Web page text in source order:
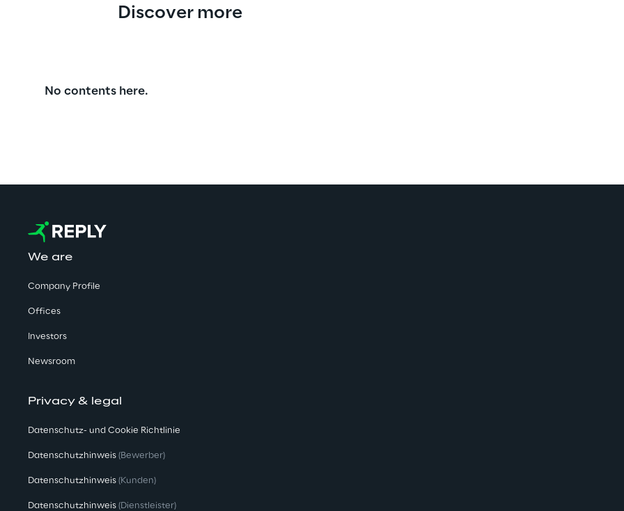
Discover more
No contents here.
We are
Company Profile
Offices
Investors
Newsroom
Privacy & legal
Datenschutz- und Cookie Richtlinie
Datenschutzhinweis (Bewerber)
Datenschutzhinweis (Kunden)
Datenschutzhinweis (Dienstleister)